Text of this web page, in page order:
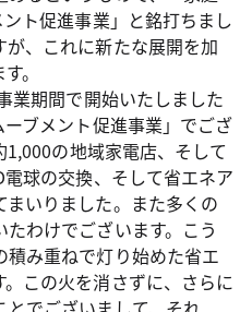
ト促進事業」と銘打ちまし
、これに新たな展開を加
。
業期間で開始いたしました
ーブメント促進事業」でござ
の地域家電店、そして
球の交換、そして省エネア
まいりました。また多くの
わけでございます。こう
積み重ねで灯り始めた省エ
この火を消さずに、さらに